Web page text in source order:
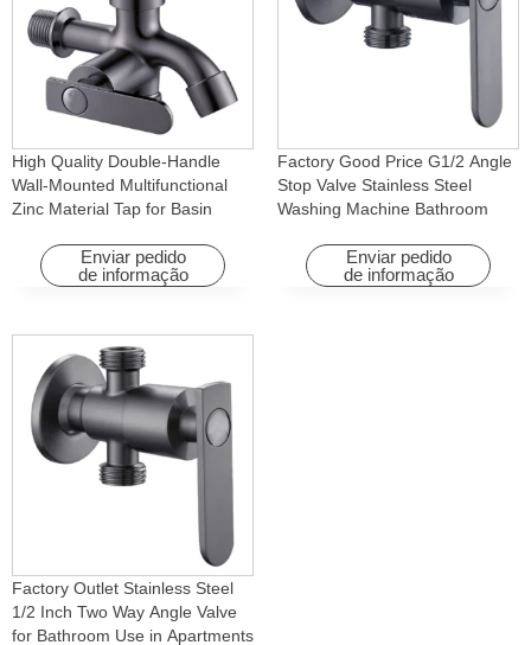
High Quality Double-Handle
Wall-Mounted Multifunctional
Zinc Material Tap for Basin
Homes
Enviar pedido
de informação
Factory Good Price G1/2 Angle
Stop Valve Stainless Steel
Washing Machine Bathroom
Apartments & Hotels
Enviar pedido
de informação
Factory Outlet Stainless Steel
1/2 Inch Two Way Angle Valve
for Bathroom Use in Apartments